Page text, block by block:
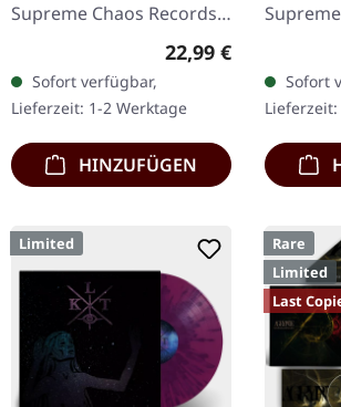
Supreme Chaos Records.
Eco Recycle Vinyl mit
Insert, die Farbe kann
variieren, limitiert auf
100…
Regulärer Preis:
22,99 €
Sofort verfügbar,
Lieferzeit: 1-2 Werktage
HINZUFÜGEN
Weißes
Sofort
Limited
Rare
Limited
Last